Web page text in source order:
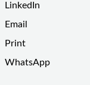
LinkedIn
Email
Print
WhatsApp